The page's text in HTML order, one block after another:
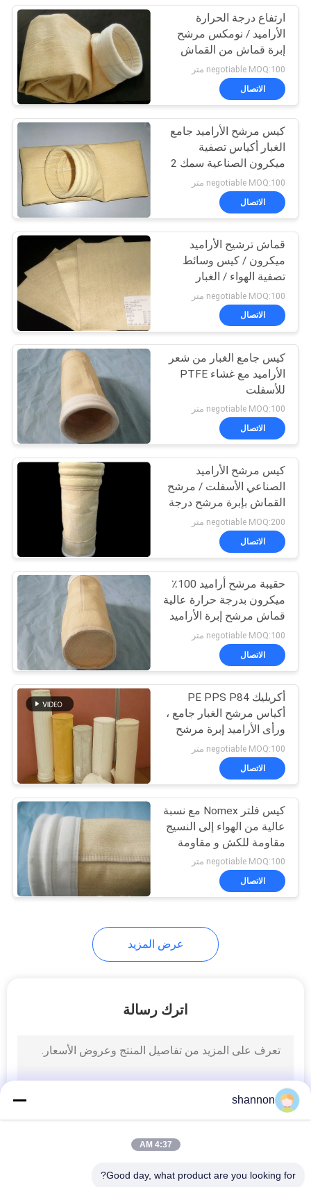
كيس الفلتر الصناعي
شبكة مرشح ميكرون
44
كيس مرشح قفص
21
قماش مرشح PTFE
16
قماش مرشح منسوج
24
قماش مرشح نايلون
13
قماش مرشح P84
14
نسيج مرشح PPS
ارتفاع درجة الحرارة
الأراميد / نومكس مرشح
إبرة قماش من القماش
لترشيح الغبار
negotiable MOQ:100 متر
الاتصال
كيس مرشح الأراميد جامع
الغبار أكياس تصفية
ميكرون الصناعية سمك 2
مم
negotiable MOQ:100 متر
الاتصال
قماش ترشيح الأراميد
ميكرون / كيس وسائط
تصفية الهواء / الغبار
لصناعة الأسمنت ISO
negotiable MOQ:100 متر
الاتصال
كيس جامع الغبار من شعر
الأراميد مع غشاء PTFE
للأسفلت
negotiable MOQ:100 متر
الاتصال
كيس مرشح الأراميد
الصناعي الأسفلت / مرشح
القماش بإبرة مرشح درجة
حرارة عالية ISO
negotiable MOQ:200 متر
الاتصال
حقيبة مرشح أراميد 100٪
ميكرون بدرجة حرارة عالية
قماش مرشح إبرة الأراميد
negotiable MOQ:100 متر
الاتصال
أكريليك PE PPS P84
أكياس مرشح الغبار جامع ،
ورأى الأراميد إبرة مرشح
الكيميائية المقاومة
negotiable MOQ:100 متر
الاتصال
كيس فلتر Nomex مع نسبة
عالية من الهواء إلى النسيج
مقاومة للكش و مقاومة
لدرجات الحرارة العالية
لجمع غبار فرن الاسمنت
negotiable MOQ:100 متر
الاتصال
عرض المزيد
اترك رسالة
shannon
4:37 AM
Good day, what product are you looking for?